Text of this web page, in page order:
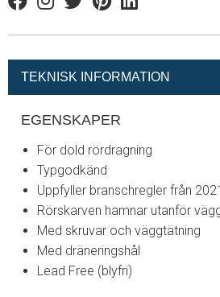
FacebookInstagram
TwitterPinterestLinkedin
TEKNISK INFORMATION
EGENSKAPER
För dold rördragning
Typgodkänd
Uppfyller branschregler från 2021
Rörskarven hamnar utanför
Med skruvar och väggtätning
Med dräneringshål
Lead Free (blyfri)